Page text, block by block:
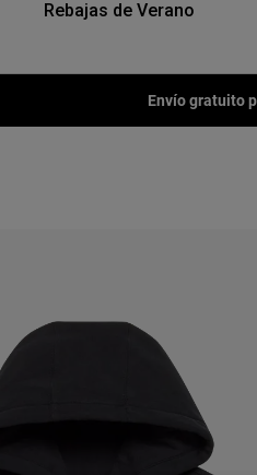
Rebajas de Verano
Envío gratuito